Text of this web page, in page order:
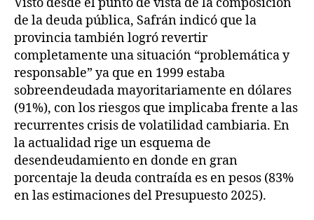
de la deuda pública, Safrán indicó que la
provincia también logró revertir
completamente una situación “problemática y
responsable” ya que en 1999 estaba
sobreendeudada mayoritariamente en dólares
(91%), con los riesgos que implicaba frente a las
recurrentes crisis de volatilidad cambiaria. En
la actualidad rige un esquema de
desendeudamiento en donde en gran
porcentaje la deuda contraída es en pesos (83%
en las estimaciones del Presupuesto 2025).